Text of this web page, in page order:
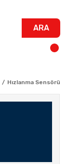
ARA
Hızlanma Sensörü